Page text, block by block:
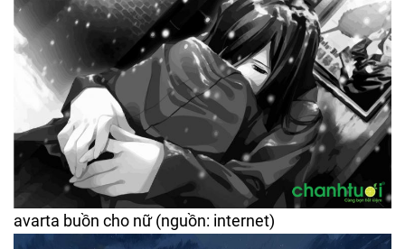
avarta buồn cho nữ (nguồn: internet)